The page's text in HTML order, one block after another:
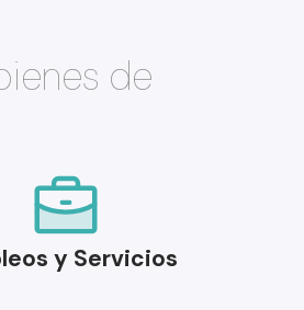
de
y Servicios